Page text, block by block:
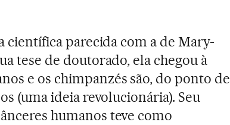
científica parecida com a de Mary-
tese de doutorado, ela chegou à
e os chimpanzés são, do ponto de
(uma ideia revolucionária). Seu
humanos teve como